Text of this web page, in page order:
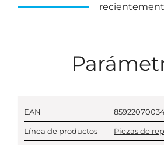
EAN
Línea de productos Piezas de